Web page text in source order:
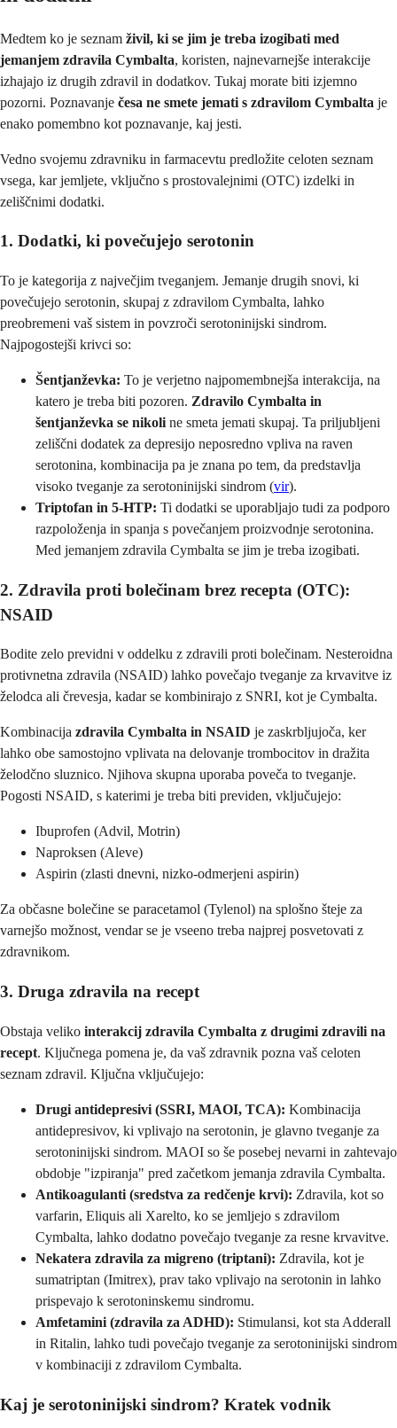
Medtem ko je seznam živil, ki se jim je treba izogibati med
jemanjem zdravila Cymbalta, koristen, najnevarnejše interakcije
izhajajo iz drugih zdravil in dodatkov. Tukaj morate biti izjemno
pozorni. Poznavanje česa ne smete jemati s zdravilom Cymbalta je
enako pomembno kot poznavanje, kaj jesti.
Vedno svojemu zdravniku in farmacevtu predložite celoten seznam
vsega, kar jemljete, vključno s prostovalejnimi (OTC) izdelki in
zeliščnimi dodatki.
1. Dodatki, ki povečujejo serotonin
To je kategorija z največjim tveganjem. Jemanje drugih snovi, ki
povečujejo serotonin, skupaj z zdravilom Cymbalta, lahko
preobremeni vaš sistem in povzroči serotoninijski sindrom.
Najpogostejši krivci so:
Šentjanževka: To je verjetno najpomembnejša interakcija, na
katero je treba biti pozoren. Zdravilo Cymbalta in
šentjanževka se nikoli ne smeta jemati skupaj. Ta priljubljeni
zeliščni dodatek za depresijo neposredno vpliva na raven
serotonina, kombinacija pa je znana po tem, da predstavlja
visoko tveganje za serotoninijski sindrom (vir).
Triptofan in 5-HTP: Ti dodatki se uporabljajo tudi za podporo
razpoloženja in spanja s povečanjem proizvodnje serotonina.
Med jemanjem zdravila Cymbalta se jim je treba izogibati.
2. Zdravila proti bolečinam brez recepta (OTC):
NSAID
Bodite zelo previdni v oddelku z zdravili proti bolečinam. Nesteroidna
protivnetna zdravila (NSAID) lahko povečajo tveganje za krvavitve iz
želodca ali črevesja, kadar se kombinirajo z SNRI, kot je Cymbalta.
Kombinacija zdravila Cymbalta in NSAID je zaskrbljujoča, ker
lahko obe samostojno vplivata na delovanje trombocitov in dražita
želodčno sluznico. Njihova skupna uporaba poveča to tveganje.
Pogosti NSAID, s katerimi je treba biti previden, vključujejo:
Ibuprofen (Advil, Motrin)
Naproksen (Aleve)
Aspirin (zlasti dnevni, nizko-odmerjeni aspirin)
Za občasne bolečine se paracetamol (Tylenol) na splošno šteje za
varnejšo možnost, vendar se je vseeno treba najprej posvetovati z
zdravnikom.
3. Druga zdravila na recept
Obstaja veliko interakcij zdravila Cymbalta z drugimi zdravili na
recept. Ključnega pomena je, da vaš zdravnik pozna vaš celoten
seznam zdravil. Ključna vključujejo:
Drugi antidepresivi (SSRI, MAOI, TCA): Kombinacija
antidepresivov, ki vplivajo na serotonin, je glavno tveganje za
serotoninijski sindrom. MAOI so še posebej nevarni in zahtevajo
obdobje "izpiranja" pred začetkom jemanja zdravila Cymbalta.
Antikoagulanti (sredstva za redčenje krvi): Zdravila, kot so
varfarin, Eliquis ali Xarelto, ko se jemljejo s zdravilom
Cymbalta, lahko dodatno povečajo tveganje za resne krvavitve.
Nekatera zdravila za migreno (triptani): Zdravila, kot je
sumatriptan (Imitrex), prav tako vplivajo na serotonin in lahko
prispevajo k serotoninskemu sindromu.
Amfetamini (zdravila za ADHD): Stimulansi, kot sta Adderall
in Ritalin, lahko tudi povečajo tveganje za serotoninijski sindrom
v kombinaciji z zdravilom Cymbalta.
Kaj je serotoninijski sindrom? Kratek vodnik